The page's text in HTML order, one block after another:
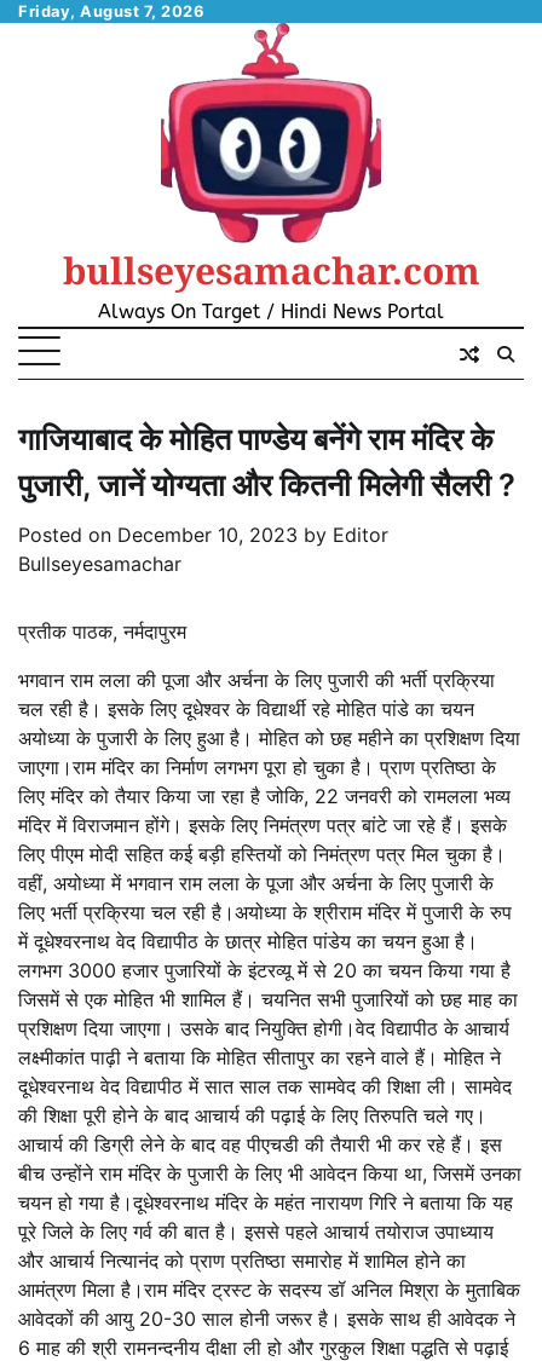
SkipFriday, August 7, 2026
bullseyesamachar.com
Always On Target / Hindi News Portal
गाजियाबाद के मोहित पाण्डेय बनेंगे राम मंदिर के
पुजारी, जानें योग्यता और कितनी मिलेगी सैलरी ?
Posted on December 10, 2023 by Editor
Bullseyesamachar
प्रतीक पाठक, नर्मदापुरम
भगवान राम लला की पूजा और अर्चना के लिए पुजारी की भर्ती प्रक्रिया
चल रही है। इसके लिए दूधेश्वर के विद्यार्थी रहे मोहित पांडे का चयन
अयोध्या के पुजारी के लिए हुआ है। मोहित को छह महीने का प्रशिक्षण दिया
जाएगा।राम मंदिर का निर्माण लगभग पूरा हो चुका है। प्राण प्रतिष्ठा के
लिए मंदिर को तैयार किया जा रहा है जोकि, 22 जनवरी को रामलला भव्य
मंदिर में विराजमान होंगे। इसके लिए निमंत्रण पत्र बांटे जा रहे हैं। इसके
लिए पीएम मोदी सहित कई बड़ी हस्तियों को निमंत्रण पत्र मिल चुका है।
वहीं, अयोध्या में भगवान राम लला के पूजा और अर्चना के लिए पुजारी के
लिए भर्ती प्रक्रिया चल रही है।अयोध्या के श्रीराम मंदिर में पुजारी के रुप
में दूधेश्वरनाथ वेद विद्यापीठ के छात्र मोहित पांडेय का चयन हुआ है।
लगभग 3000 हजार पुजारियों के इंटरव्यू में से 20 का चयन किया गया है
जिसमें से एक मोहित भी शामिल हैं। चयनित सभी पुजारियों को छह माह का
प्रशिक्षण दिया जाएगा। उसके बाद नियुक्ति होगी।वेद विद्यापीठ के आचार्य
लक्ष्मीकांत पाढ़ी ने बताया कि मोहित सीतापुर का रहने वाले हैं। मोहित ने
दूधेश्वरनाथ वेद विद्यापीठ में सात साल तक सामवेद की शिक्षा ली। सामवेद
की शिक्षा पूरी होने के बाद आचार्य की पढ़ाई के लिए तिरुपति चले गए।
आचार्य की डिग्री लेने के बाद वह पीएचडी की तैयारी भी कर रहे हैं। इस
बीच उन्होंने राम मंदिर के पुजारी के लिए भी आवेदन किया था, जिसमें उनका
चयन हो गया है।दूधेश्वरनाथ मंदिर के महंत नारायण गिरि ने बताया कि यह
पूरे जिले के लिए गर्व की बात है। इससे पहले आचार्य तयोराज उपाध्याय
और आचार्य नित्यानंद को प्राण प्रतिष्ठा समारोह में शामिल होने का
आमंत्रण मिला है।राम मंदिर ट्रस्ट के सदस्य डॉ अनिल मिश्रा के मुताबिक
आवेदकों की आयु 20-30 साल होनी जरूर है। इसके साथ ही आवेदक ने
6 माह की श्री रामनन्दनीय दीक्षा ली हो और गुरकुल शिक्षा पद्धति से पढ़ाई